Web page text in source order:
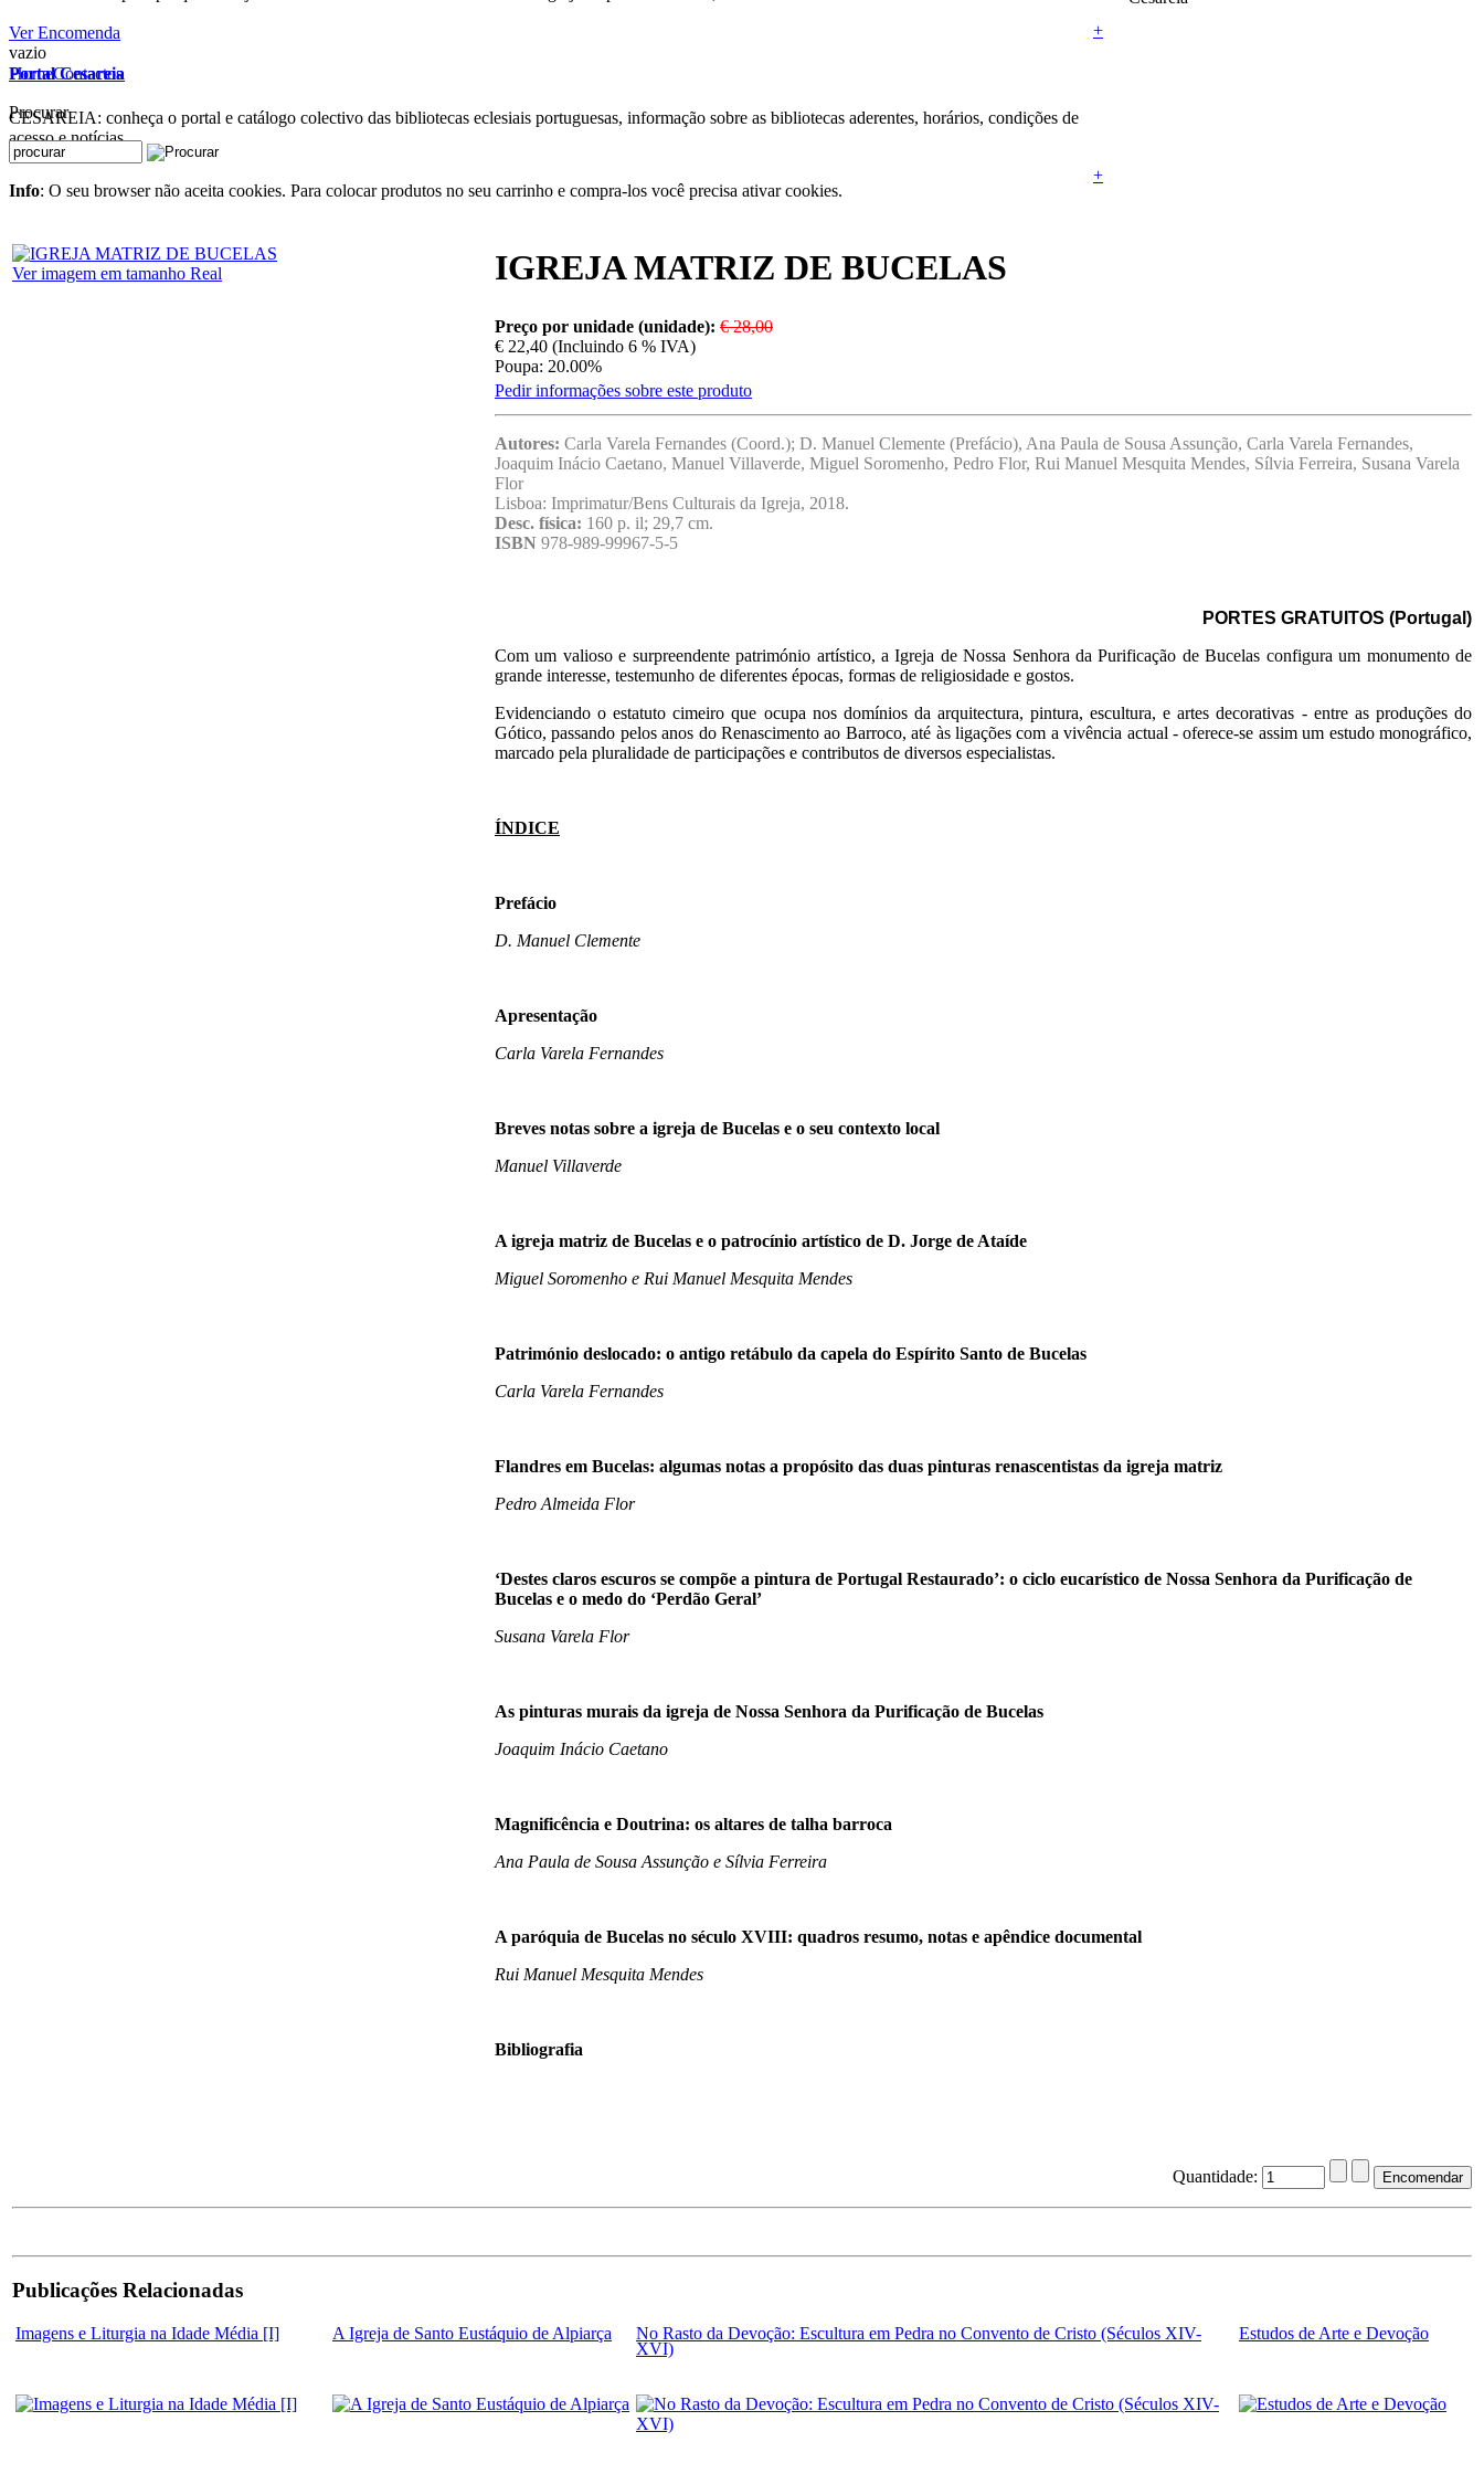
+
Portal Cesareia
CESAREIA: conheça o portal e catálogo colectivo das bibliotecas eclesiais portuguesas, informação sobre as bibliotecas aderentes, horários, condições de
acesso e notícias
+
Ver Encomenda
vazio
HomeContactos
Procurar
Info: O seu browser não aceita cookies. Para colocar produtos no seu carrinho e compra-los você precisa ativar cookies.
Ver imagem em tamanho Real IGREJA MATRIZ DE BUCELAS
Preço por unidade (unidade): € 28,00
€ 22,40 (Incluindo 6 % IVA)
Poupa: 20.00%
Pedir informações sobre este produto
Autores: Carla Varela Fernandes (Coord.); D. Manuel Clemente (Prefácio), Ana Paula de Sousa Assunção, Carla Varela Fernandes,
Joaquim Inácio Caetano, Manuel Villaverde, Miguel Soromenho, Pedro Flor, Rui Manuel Mesquita Mendes, Sílvia Ferreira, Susana Varela
Flor
Lisboa: Imprimatur/Bens Culturais da Igreja, 2018.
Desc. física: 160 p. il; 29,7 cm.
ISBN 978-989-99967-5-5
PORTES GRATUITOS (Portugal)
Com um valioso e surpreendente património artístico, a Igreja de Nossa Senhora da Purificação de Bucelas configura um monumento de
grande interesse, testemunho de diferentes épocas, formas de religiosidade e gostos.
Evidenciando o estatuto cimeiro que ocupa nos domínios da arquitectura, pintura, escultura, e artes decorativas - entre as produções do
Gótico, passando pelos anos do Renascimento ao Barroco, até às ligações com a vivência actual - oferece-se assim um estudo monográfico,
marcado pela pluralidade de participações e contributos de diversos especialistas.
ÍNDICE
Prefácio
D. Manuel Clemente
Apresentação
Carla Varela Fernandes
Breves notas sobre a igreja de Bucelas e o seu contexto local
Manuel Villaverde
A igreja matriz de Bucelas e o patrocínio artístico de D. Jorge de Ataíde
Miguel Soromenho e Rui Manuel Mesquita Mendes
Património deslocado: o antigo retábulo da capela do Espírito Santo de Bucelas
Carla Varela Fernandes
Flandres em Bucelas: algumas notas a propósito das duas pinturas renascentistas da igreja matriz
Pedro Almeida Flor
‘Destes claros escuros se compõe a pintura de Portugal Restaurado’: o ciclo eucarístico de Nossa Senhora da Purificação de
Bucelas e o medo do ‘Perdão Geral’
Susana Varela Flor
As pinturas murais da igreja de Nossa Senhora da Purificação de Bucelas
Joaquim Inácio Caetano
Magnificência e Doutrina: os altares de talha barroca
Ana Paula de Sousa Assunção e Sílvia Ferreira
A paróquia de Bucelas no século XVIII: quadros resumo, notas e apêndice documental
Rui Manuel Mesquita Mendes
Bibliografia
Quantidade:
Publicações Relacionadas
Imagens e Liturgia na Idade Média [I] A Igreja de Santo Eustáquio de Alpiarça
No Rasto da Devoção: Escultura em Pedra no Convento de Cristo (Séculos XIV-
XVI)
Estudos de Arte e Devoção